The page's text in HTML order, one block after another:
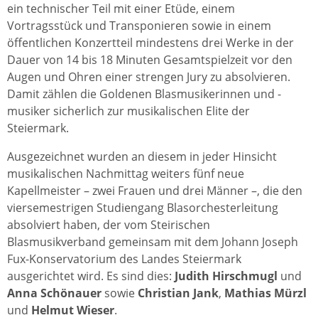
ein technischer Teil mit einer Etüde, einem
Vortragsstück und Transponieren sowie in einem
öffentlichen Konzertteil mindestens drei Werke in der
Dauer von 14 bis 18 Minuten Gesamtspielzeit vor den
Augen und Ohren einer strengen Jury zu absolvieren.
Damit zählen die Goldenen Blasmusikerinnen und -
musiker sicherlich zur musikalischen Elite der
Steiermark.
Ausgezeichnet wurden an diesem in jeder Hinsicht
musikalischen Nachmittag weiters fünf neue
Kapellmeister – zwei Frauen und drei Männer –, die den
viersemestrigen Studiengang Blasorchesterleitung
absolviert haben, der vom Steirischen
Blasmusikverband gemeinsam mit dem Johann Joseph
Fux-Konservatorium des Landes Steiermark
ausgerichtet wird. Es sind dies: Judith Hirschmugl und
Anna Schönauersowie Christian Jank, Mathias Mürzl
und Helmut Wieser.